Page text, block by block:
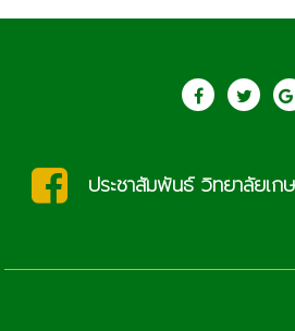
ประชาสัมพันธ์ วิทยาลัยเก